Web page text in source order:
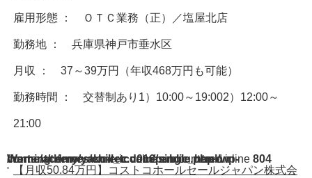
雇用形態 ： ＯＴＣ業務（正）／塩屋北店
勤務地 ： 兵庫県神戸市垂水区
月収 ： 37～39万円（年収468万円も可能）
勤務時間 ： 交替制あり1）10:00～19:002）12:00～
21:00
Warning: A non-numeric value encountered in
/home/acdmy/yaku-rec.com/public_html/wp-content/themes/chill_tcd016/single.phpon line 804
【月収50.84万円】コストコホールセールジャパン株式会